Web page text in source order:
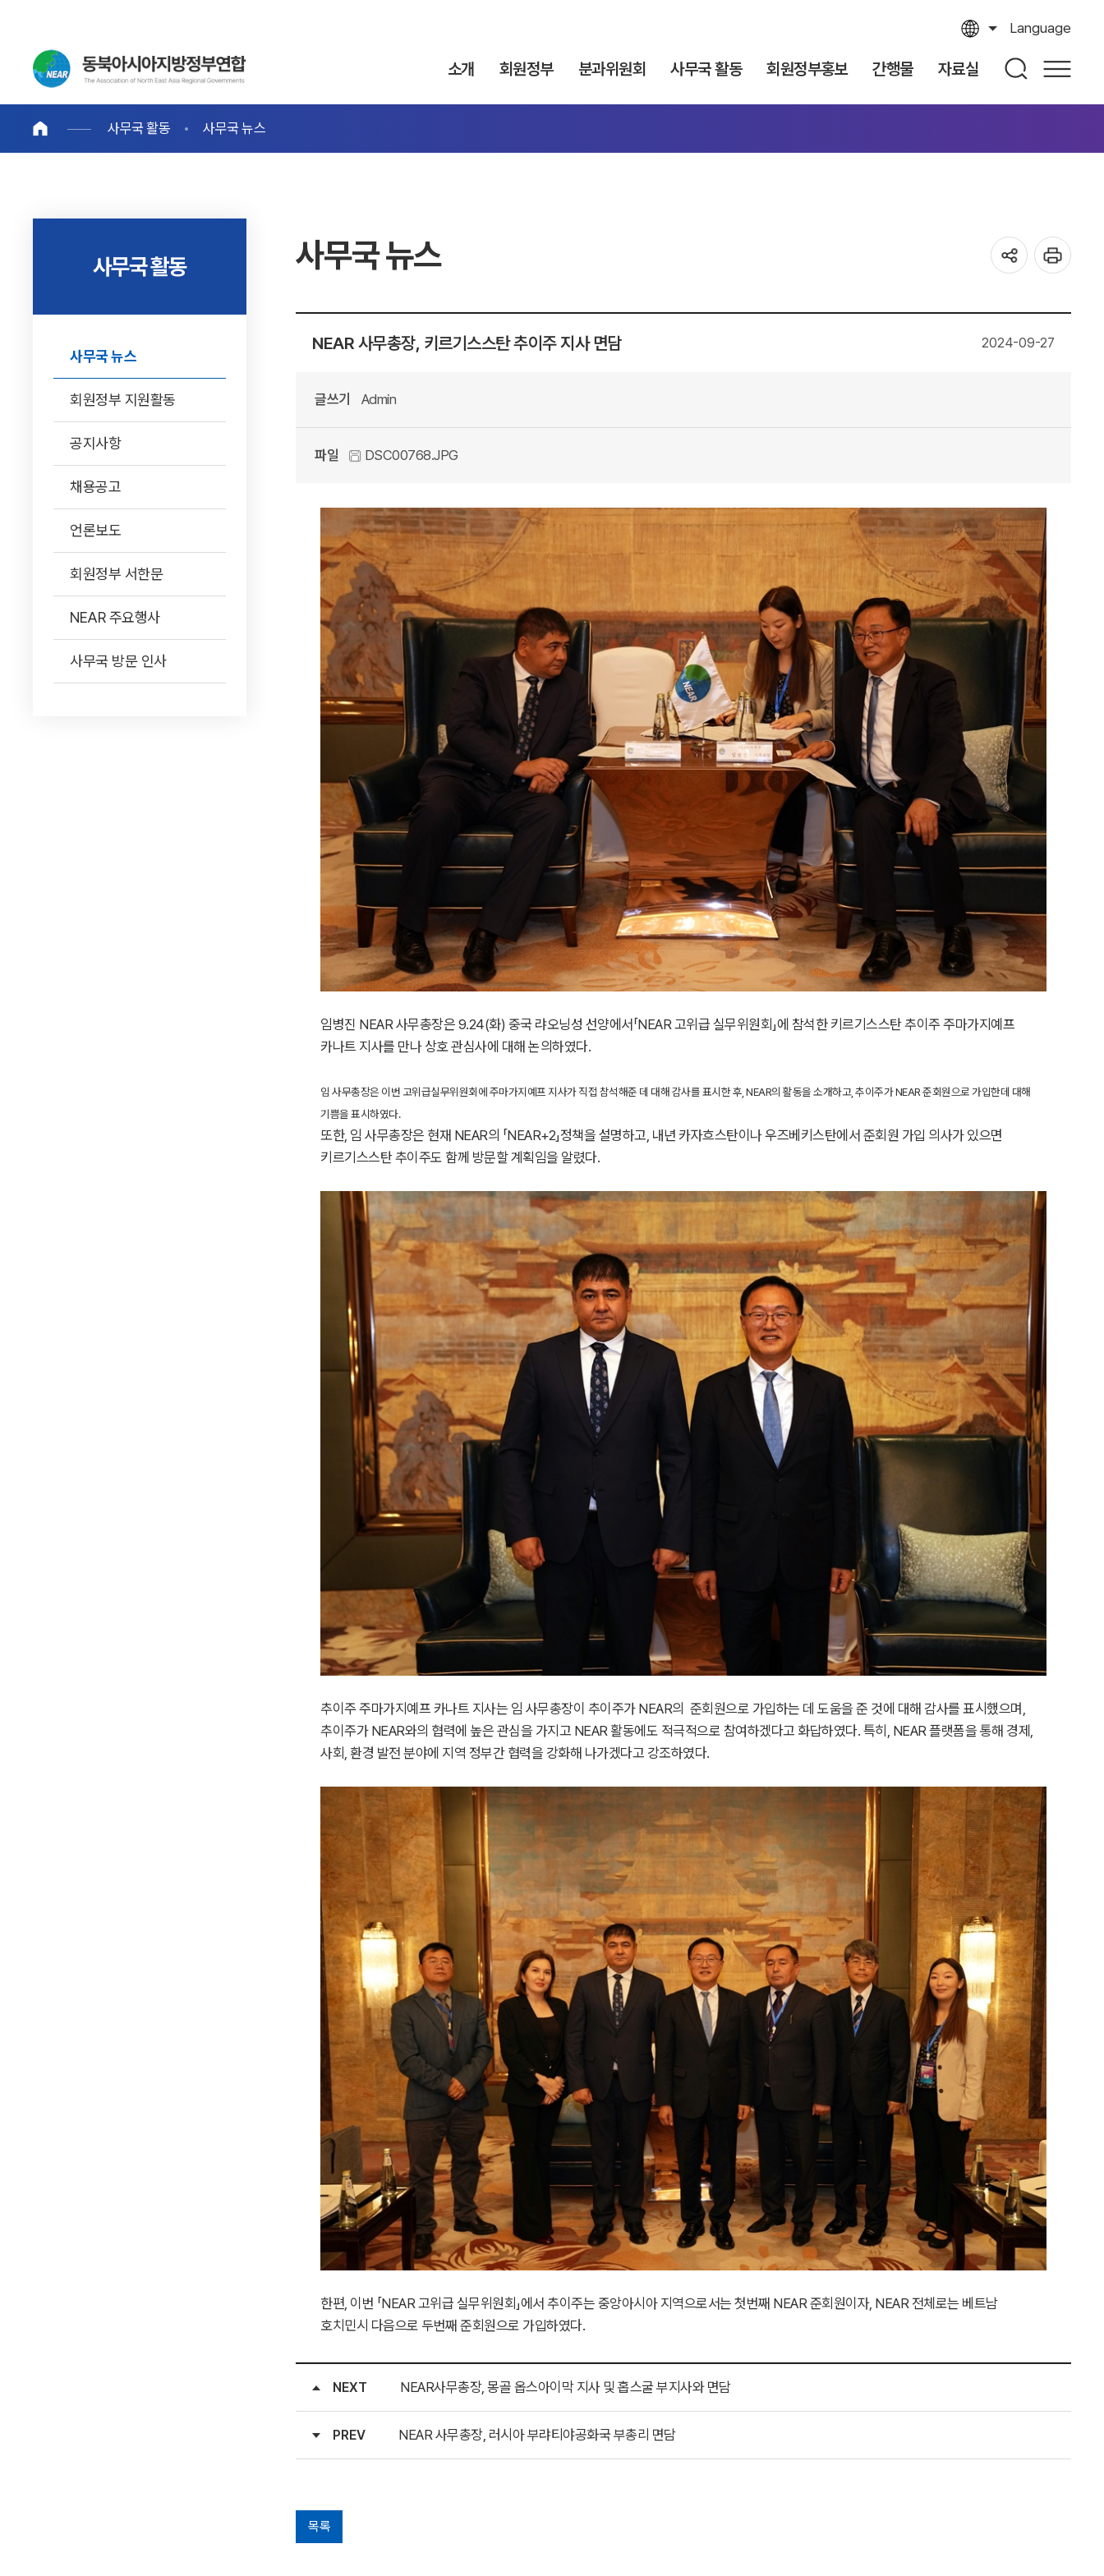
Language
소개 회원정부 분과위원회 사무국 활동 회원정부홍보 간행물 자료실
사무국 활동 사무국 뉴스
사무국 활동
사무국 뉴스
회원정부 지원활동
공지사항
채용공고
언론보도
회원정부 서한문
NEAR 주요행사
사무국 방문 인사
사무국 뉴스
NEAR 사무총장, 키르기스스탄 추이주 지사 면담 2024-09-27
글쓰기 Admin
파일 DSC00768.JPG
임병진 NEAR 사무총장은 9.24(화) 중국 랴오닝성 선양에서「NEAR 고위급 실무위원회」에 참석한 키르기스스탄 추이주 주마가지예프
카나트 지사를 만나 상호 관심사에 대해 논의하였다.
임 사무총장은 이번 고위급실무위원회에 주마가지예프 지사가 직접 참석해준 데 대해 감사를 표시한 후, NEAR의 활동을 소개하고, 추이주가 NEAR 준회원으로 가입한데 대해
기쁨을 표시하였다.
또한, 임 사무총장은 현재 NEAR의 「NEAR+2」정책을 설명하고, 내년 카자흐스탄이나 우즈베키스탄에서 준회원 가입 의사가 있으면
키르기스스탄 추이주도 함께 방문할 계획임을 알렸다.
추이주 주마가지예프 카나트 지사는 임 사무총장이 추이주가 NEAR의 준회원으로 가입하는 데 도움을 준 것에 대해 감사를 표시했으며,
추이주가 NEAR와의 협력에 높은 관심을 가지고 NEAR 활동에도 적극적으로 참여하겠다고 화답하였다. 특히, NEAR 플랫폼을 통해 경제,
사회, 환경 발전 분야에 지역 정부간 협력을 강화해 나가겠다고 강조하였다.
한편, 이번 「NEAR 고위급 실무위원회」에서 추이주는 중앙아시아 지역으로서는 첫번째 NEAR 준회원이자, NEAR 전체로는 베트남
호치민시 다음으로 두번째 준회원으로 가입하였다.
NEXT NEAR사무총장, 몽골 옵스아이막 지사 및 홉스굴 부지사와 면담
PREV NEAR 사무총장, 러시아 부랴티야공화국 부총리 면담
목록